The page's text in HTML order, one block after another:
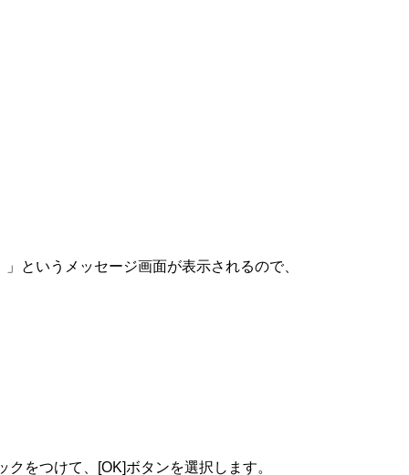
というメッセージ画面が表示されるので、
をつけて、[OK]ボタンを選択します。